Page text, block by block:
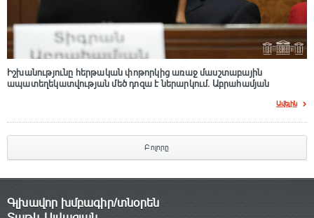
Իշխանությունը հերթական փոթորկից առաջ մասշտաբային
ապատեղեկատվության մեծ դnզա է ներարկում․ Աբրահամյան
Ավելին
Բոլորը
Գլխավոր խմբագիր/տնօրեն